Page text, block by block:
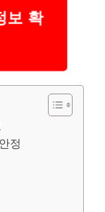
확
정